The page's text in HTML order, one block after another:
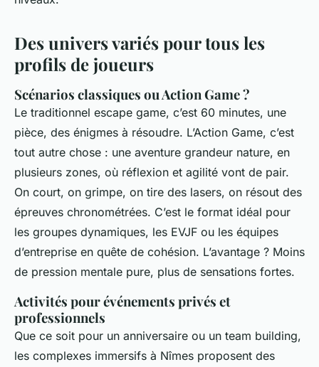
Des univers variés pour tous les
profils de joueurs
Scénarios classiques ou Action Game ?
Le traditionnel escape game, c’est 60 minutes, une
pièce, des énigmes à résoudre. L’Action Game, c’est
tout autre chose : une aventure grandeur nature, en
plusieurs zones, où réflexion et agilité vont de pair.
On court, on grimpe, on tire des lasers, on résout des
épreuves chronométrées. C’est le format idéal pour
les groupes dynamiques, les EVJF ou les équipes
d’entreprise en quête de cohésion. L’avantage ? Moins
de pression mentale pure, plus de sensations fortes.
Activités pour événements privés et
professionnels
Que ce soit pour un anniversaire ou un team building,
les complexes immersifs à Nîmes proposent des